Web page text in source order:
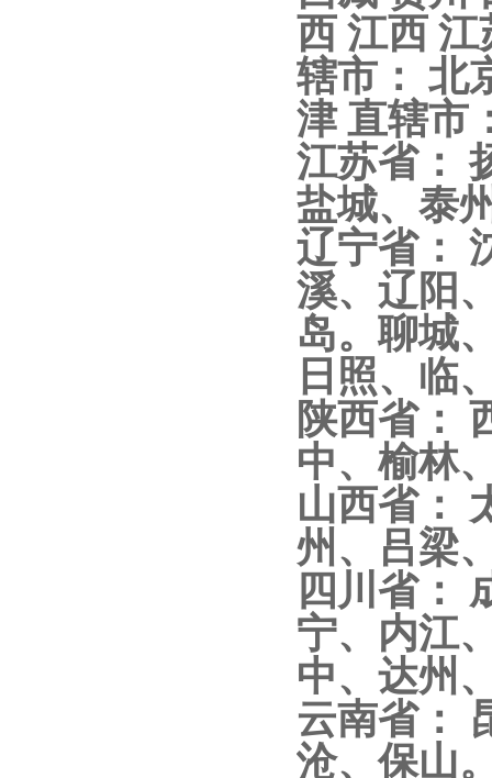
西 江西 江
辖市： 北
津 直辖市
江苏省：
盐城、泰
辽宁省：
溪、辽阳
岛。聊城
日照、临
陕西省：
中、榆林
山西省：
州、吕梁
四川省：
宁、内江
中、达州
云南省：
沧、保山